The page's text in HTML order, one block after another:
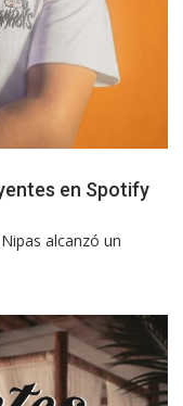
en Spotify
alcanzó un